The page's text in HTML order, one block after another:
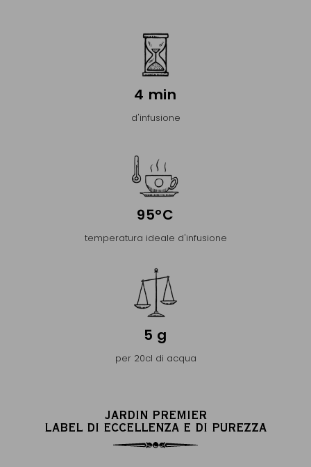
4 min
d'infusione
95°C
temperatura ideale d'infusione
5 g
per 20cl di acqua
JARDIN PREMIER
LABEL DI ECCELLENZA E DI PUREZZA